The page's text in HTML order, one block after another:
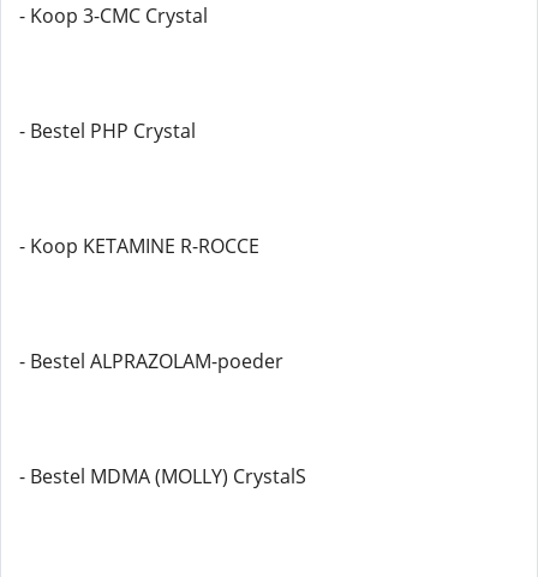
- Koop 3-CMC Crystal
- Bestel PHP Crystal
- Koop KETAMINE R-ROCCE
- Bestel ALPRAZOLAM-poeder
- Bestel MDMA (MOLLY) CrystalS